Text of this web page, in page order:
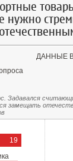
нужно
ДАННЫЕ
Задавался
замещать
19